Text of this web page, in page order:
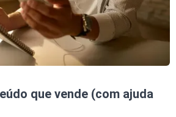
que vende (com ajuda